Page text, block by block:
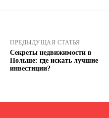
ПРЕДЫДУЩАЯ СТАТЬЯ
Секреты недвижимости в
Польше: где искать лучшие
инвестиции?